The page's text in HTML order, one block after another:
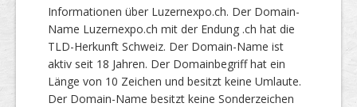
Informationen über Luzernexpo.ch. Der Domain-
Name Luzernexpo.ch mit der Endung .ch hat die
TLD-Herkunft Schweiz. Der Domain-Name ist
aktiv seit 18 Jahren. Der Domainbegriff hat ein
Länge von 10 Zeichen und besitzt keine Umlaute.
Der Domain-Name besitzt keine Sonderzeichen